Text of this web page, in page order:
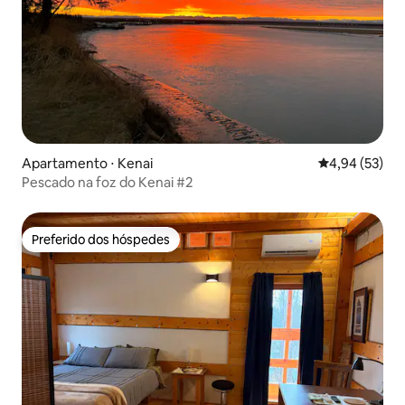
Apartamento ⋅ Kenai 4,94 de uma
4,94 (53)
Pescado na foz do Kenai #2
Preferido dos hóspedes
Preferido dos hóspedes